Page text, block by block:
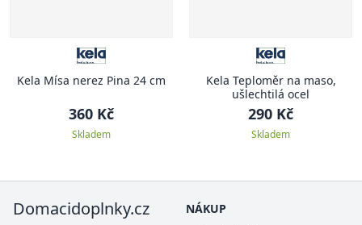
Kela Mísa nerez Pina 24 cm
360 Kč
Skladem
Kela Teploměr na maso,
ušlechtilá ocel
290 Kč
Skladem
Domacidoplnky.cz
NÁKUP